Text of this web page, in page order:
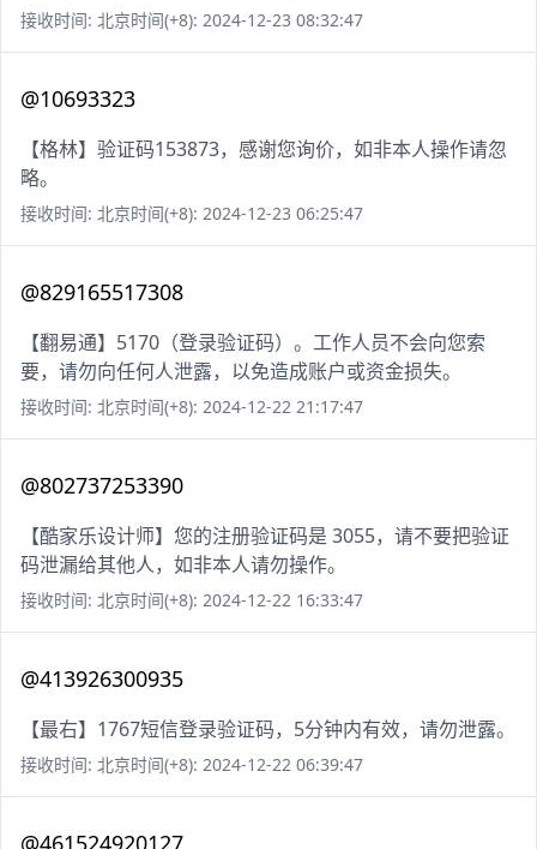
接收时间: 北京时间(+8): 2024-12-23 08:32:47
@10693323
【格林】验证码153873，感谢您询价，如非本人操作请忽
略。
接收时间: 北京时间(+8): 2024-12-23 06:25:47
@829165517308
【翻易通】5170（登录验证码）。工作人员不会向您索
要，请勿向任何人泄露，以免造成账户或资金损失。
接收时间: 北京时间(+8): 2024-12-22 21:17:47
@802737253390
【酷家乐设计师】您的注册验证码是 3055，请不要把验证
码泄漏给其他人，如非本人请勿操作。
接收时间: 北京时间(+8): 2024-12-22 16:33:47
@413926300935
【最右】1767短信登录验证码，5分钟内有效，请勿泄露。
接收时间: 北京时间(+8): 2024-12-22 06:39:47